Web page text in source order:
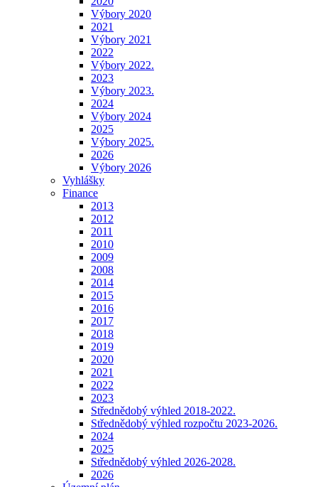
Výbory 2020
2021
Výbory 2021
2022
Výbory 2022.
2023
Výbory 2023.
2024
Výbory 2024
2025
Výbory 2025.
2026
Výbory 2026
Vyhlášky
Finance
2013
2012
2011
2010
2009
2008
2014
2015
2016
2017
2018
2019
2020
2021
2022
2023
Střednědobý výhled 2018-2022.
Střednědobý výhled rozpočtu 2023-2026.
2024
2025
Střednědobý výhled 2026-2028.
2026